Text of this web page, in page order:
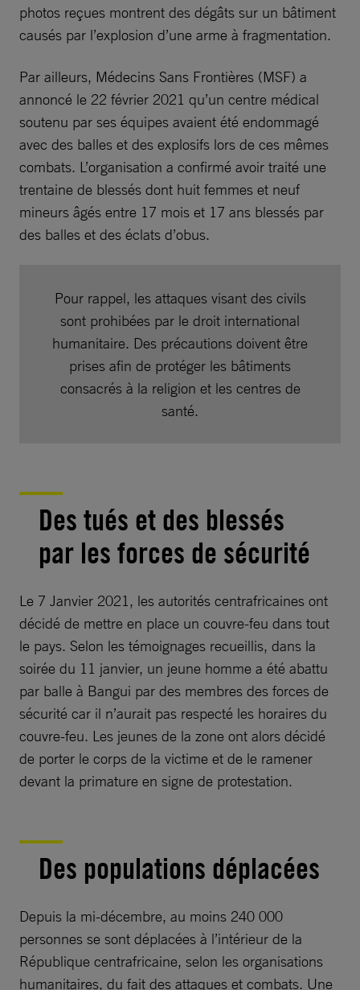
photos reçues montrent des dégâts sur un bâtiment
causés par l’explosion d’une arme à fragmentation.
Par ailleurs, Médecins Sans Frontières (MSF) a
annoncé le 22 février 2021 qu’un centre médical
soutenu par ses équipes avaient été endommagé
avec des balles et des explosifs lors de ces mêmes
combats. L’organisation a confirmé avoir traité une
trentaine de blessés dont huit femmes et neuf
mineurs âgés entre 17 mois et 17 ans blessés par
des balles et des éclats d’obus.
Pour rappel, les attaques visant des civils
sont prohibées par le droit international
humanitaire. Des précautions doivent être
prises afin de protéger les bâtiments
consacrés à la religion et les centres de
santé.
Des tués et des blessés
par les forces de sécurité
Le 7 Janvier 2021, les autorités centrafricaines ont
décidé de mettre en place un couvre-feu dans tout
le pays. Selon les témoignages recueillis, dans la
soirée du 11 janvier, un jeune homme a été abattu
par balle à Bangui par des membres des forces de
sécurité car il n’aurait pas respecté les horaires du
couvre-feu. Les jeunes de la zone ont alors décidé
de porter le corps de la victime et de le ramener
devant la primature en signe de protestation.
Des populations déplacées
Depuis la mi-décembre, au moins 240 000
personnes se sont déplacées à l’intérieur de la
République centrafricaine, selon les organisations
humanitaires, du fait des attaques et combats. Une